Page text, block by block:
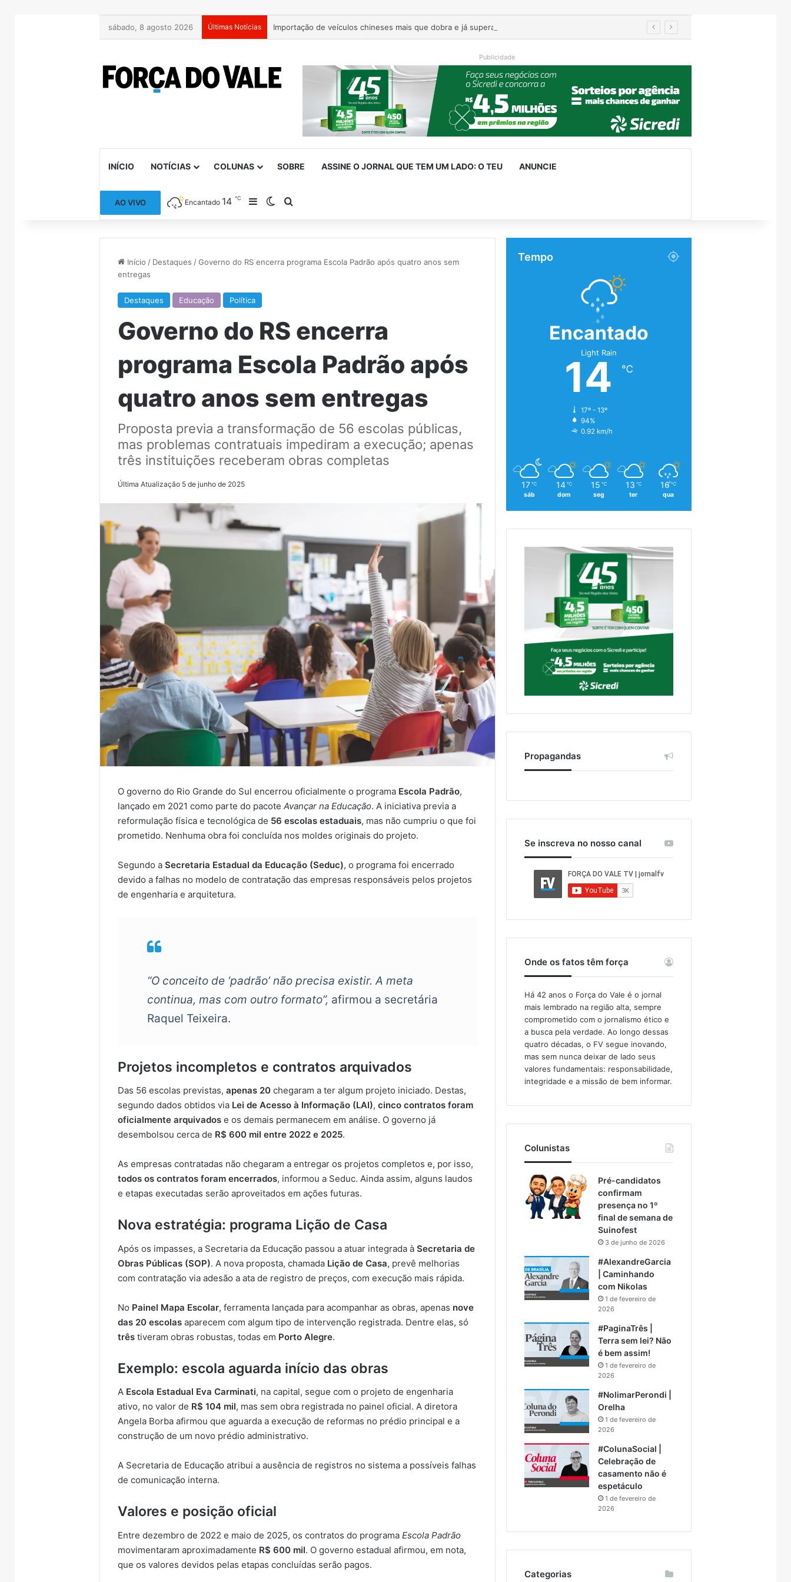
sábado, 8 agosto 2026 Últimas Notícias
Publicidade
INÍCIO NOTÍCIAS COLUNAS SOBRE ASSINE O JORNAL QUE TEM UM LADO: O TEU ANUNCIE
AO VIVO Encantado 14℃ Barra Lateral
Switch skin
Início / Destaques / Governo do RS encerra programa Escola Padrão após quatro anos sem
entregas
Destaques Educação Política
Governo do RS encerra
programa Escola Padrão após
quatro anos sem entregas
Proposta previa a transformação de 56 escolas públicas,
mas problemas contratuais impediram a execução; apenas
três instituições receberam obras completas
Última Atualização 5 de junho de 2025
O governo do Rio Grande do Sul encerrou oficialmente o programa Escola Padrão,
lançado em 2021 como parte do pacoteAvançar na Educação. A iniciativa previa a
reformulação física e tecnológica de 56 escolas estaduais, mas não cumpriu o que foi
prometido. Nenhuma obra foi concluída nos moldes originais do projeto.
Segundo aSecretaria Estadual da Educação (Seduc), o programa foi encerrado
devido a falhas no modelo de contratação das empresas responsáveis pelos projetos
de engenharia e arquitetura.
“O conceito de ‘padrão’ não precisa existir. A meta
continua, mas com outro formato”, afirmou a secretária
Raquel Teixeira.
Projetos incompletos e contratos arquivados
Das 56 escolas previstas,apenas 20 chegaram a ter algum projeto iniciado. Destas,
segundo dados obtidos via Lei de Acesso à Informação (LAI),cinco contratos foram
oficialmente arquivados e os demais permanecem em análise. O governo já
desembolsou cerca de R$ 600 mil entre 2022 e 2025.
As empresas contratadas não chegaram a entregar os projetos completos e, por isso,
todos os contratos foram encerrados, informou a Seduc. Ainda assim, alguns laudos
e etapas executadas serão aproveitados em ações futuras.
Nova estratégia: programa Lição de Casa
Após os impasses, a Secretaria da Educação passou a atuar integrada àSecretaria de
Obras Públicas (SOP). A nova proposta, chamada Lição de Casa, prevê melhorias
com contratação via adesão a ata de registro de preços, com execução mais rápida.
No Painel Mapa Escolar, ferramenta lançada para acompanhar as obras, apenas nove
das 20 escolas aparecem com algum tipo de intervenção registrada. Dentre elas, só
três tiveram obras robustas, todas em Porto Alegre.
Exemplo: escola aguarda início das obras
A Escola Estadual Eva Carminati, na capital, segue com o projeto de engenharia
ativo, no valor de R$ 104 mil, mas sem obra registrada no painel oficial. A diretora
Angela Borba afirmou que aguarda a execução de reformas no prédio principal e a
construção de um novo prédio administrativo.
A Secretaria de Educação atribui a ausência de registros no sistema a possíveis falhas
de comunicação interna.
Valores e posição oficial
Entre dezembro de 2022 e maio de 2025, os contratos do programaEscola Padrão
movimentaram aproximadamente R$ 600 mil. O governo estadual afirmou, em nota,
que os valores devidos pelas etapas concluídas serão pagos.
Tempo
Encantado
Light Rain
14 ℃
17º - 13º
94%
0.92 km/h
17 ℃
sáb
14 ℃
dom
15 ℃
seg
13 ℃
ter
16 ℃
qua
Propagandas
Se inscreva no nosso canal
Onde os fatos têm força
Há 42 anos o Força do Vale é o jornal
mais lembrado na região alta, sempre
comprometido com o jornalismo ético e
a busca pela verdade. Ao longo dessas
quatro décadas, o FV segue inovando,
mas sem nunca deixar de lado seus
valores fundamentais: responsabilidade,
integridade e a missão de bem informar.​
Colunistas
Pré-candidatos
confirmam
presença no 1º
final de semana de
Suinofest
3 de junho de 2026
#AlexandreGarcia
| Caminhando
com Nikolas
1 de fevereiro de
2026
#PaginaTrês |
Terra sem lei? Não
é bem assim!
1 de fevereiro de
2026
#NolimarPerondi |
Orelha
1 de fevereiro de
2026
#ColunaSocial |
Celebração de
casamento não é
espetáculo
1 de fevereiro de
2026
Categorias